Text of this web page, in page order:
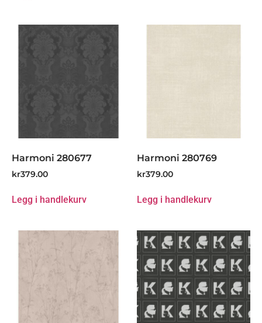
Harmoni 280677
kr379.00
Legg i handlekurv
Harmoni 280769
kr379.00
Legg i handlekurv